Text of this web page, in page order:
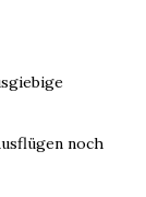
noch